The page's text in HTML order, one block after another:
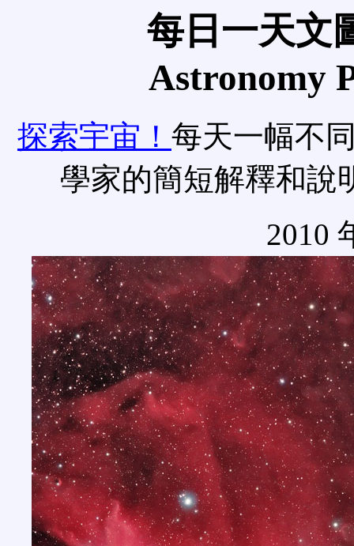
每日一天文
Astronomy
探索宇宙！ 每天一幅不
學家的簡短解釋和說
2010